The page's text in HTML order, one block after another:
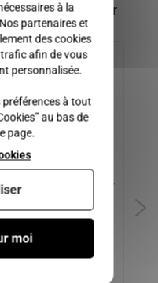
être intéressé par
ARRIERE MICROCAR MGO 3,
4 / LIGIER IXO, JS50,
/ DUE 2 P85, DUE 3
à la
partenaires et
des cookies
afin de vous
personnalisée.
à tout
au bas de
page.
moi